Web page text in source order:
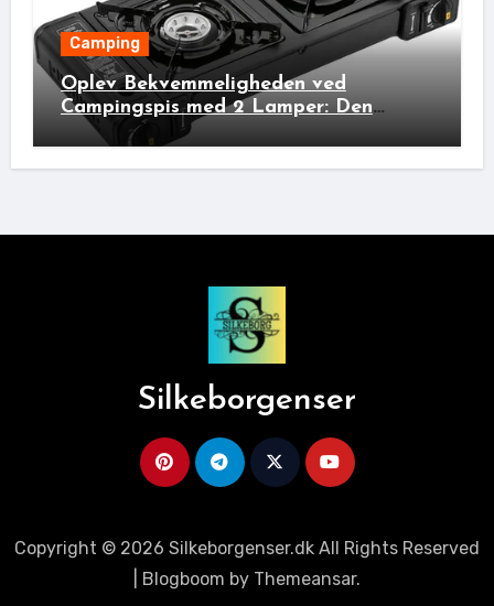
Camping
Oplev Bekvemmeligheden ved
Campingspis med 2 Lamper: Den
Ideelle Bivakpartner!
Silkeborgenser
Copyright © 2026 Silkeborgenser.dk All Rights Reserved
Blogboom by Themeansar.